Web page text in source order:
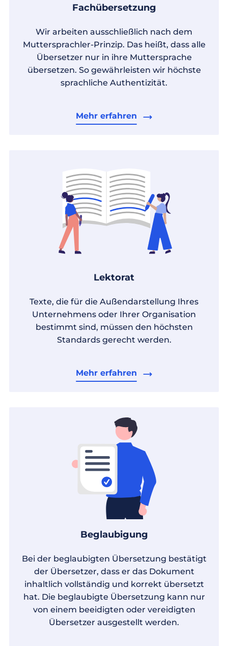
Fachübersetzung
Wir arbeiten ausschließlich nach dem
Muttersprachler-Prinzip. Das heißt, dass alle
Übersetzer nur in ihre Muttersprache
übersetzen. So gewährleisten wir höchste
sprachliche Authentizität.
Mehr erfahren
Lektorat
Texte, die für die Außendarstellung Ihres
Unternehmens oder Ihrer Organisation
bestimmt sind, müssen den höchsten
Standards gerecht werden.
Mehr erfahren
Beglaubigung
Bei der beglaubigten Übersetzung bestätigt
der Übersetzer, dass er das Dokument
inhaltlich vollständig und korrekt übersetzt
hat. Die beglaubigte Übersetzung kann nur
von einem beeidigten oder vereidigten
Übersetzer ausgestellt werden.